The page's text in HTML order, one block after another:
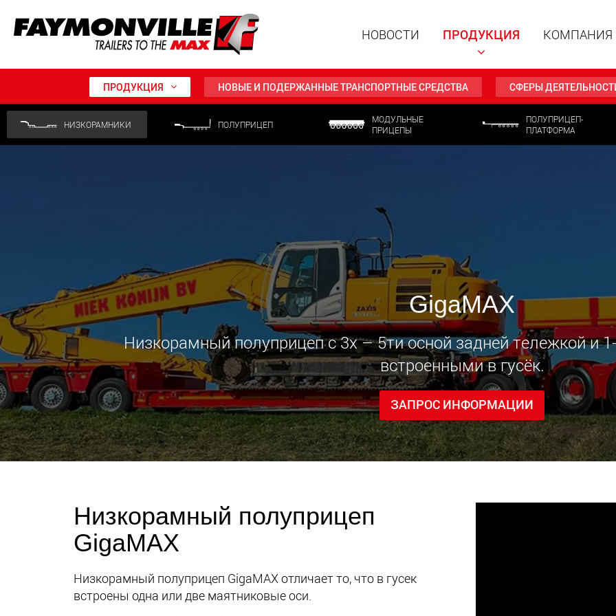
для
НОВОСТИ ПРОДУКЦИЯ КОМПАНИЯ
ПРОДУКЦИЯ НОВЫЕ И ПОДЕРЖАННЫЕ ТРАНСПОРТНЫЕ СРЕДСТВА СФЕРЫ
НИЗКОРАМНИКИ ПОЛУПРИЦЕП
МОДУЛЬНЫЕ
ПРИЦЕПЫ
ПОЛУПРИЦЕП-
ПЛАТФОРМА
GigaMAX
Низкорамный полуприцеп с 3х – 5ти осной задней тележкой и
встроенными в гусёк.
ЗАПРОС ИНФОРМАЦИИ
Низкорамный полуприцеп
GigaMAX
Низкорамный полуприцеп GigaMAX отличает то, что в гусек
встроены одна или две маятниковые оси.